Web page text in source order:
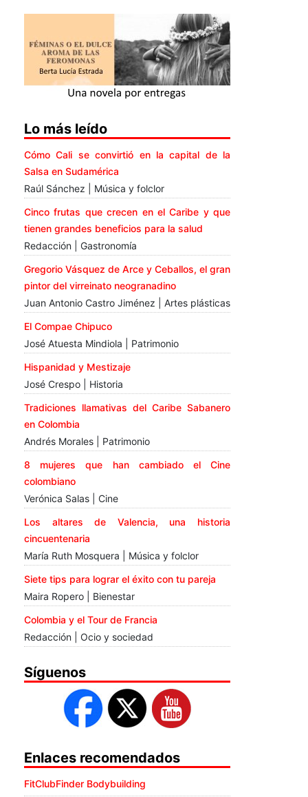
Lo más leído
Cómo Cali se convirtió en la capital de la
Salsa en Sudamérica
Raúl Sánchez | Música y folclor
Cinco frutas que crecen en el Caribe y que
tienen grandes beneficios para la salud
Redacción | Gastronomía
Gregorio Vásquez de Arce y Ceballos, el gran
pintor del virreinato neogranadino
Juan Antonio Castro Jiménez | Artes plásticas
El Compae Chipuco
José Atuesta Mindiola | Patrimonio
Hispanidad y Mestizaje
José Crespo | Historia
Tradiciones llamativas del Caribe Sabanero
en Colombia
Andrés Morales | Patrimonio
8 mujeres que han cambiado el Cine
colombiano
Verónica Salas | Cine
Los altares de Valencia, una historia
cincuentenaria
María Ruth Mosquera | Música y folclor
Siete tips para lograr el éxito con tu pareja
Maira Ropero | Bienestar
Colombia y el Tour de Francia
Redacción | Ocio y sociedad
Síguenos
Enlaces recomendados
FitClubFinder Bodybuilding